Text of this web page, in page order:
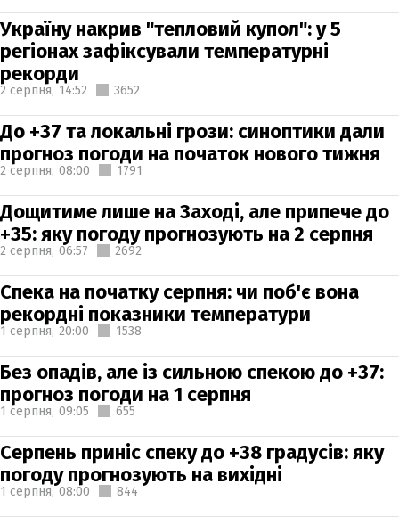
Україну накрив "тепловий купол": у 5
регіонах зафіксували температурні
рекорди
2 серпня, 14:52 3652
До +37 та локальні грози: синоптики дали
прогноз погоди на початок нового тижня
2 серпня, 08:00 1791
Дощитиме лише на Заході, але припече до
+35: яку погоду прогнозують на 2 серпня
2 серпня, 06:57 2692
Спека на початку серпня: чи поб'є вона
рекордні показники температури
1 серпня, 20:00 1538
Без опадів, але із сильною спекою до +37:
прогноз погоди на 1 серпня
1 серпня, 09:05 655
Серпень приніс спеку до +38 градусів: яку
погоду прогнозують на вихідні
1 серпня, 08:00 844